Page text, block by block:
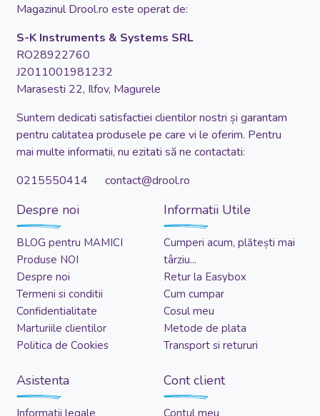
Magazinul Drool.ro este operat de:
S-K Instruments & Systems SRL
RO28922760
J2011001981232
Marasesti 22, Ilfov, Magurele
Suntem dedicati satisfactiei clientilor nostri și garantam
pentru calitatea produsele pe care vi le oferim. Pentru
mai multe informatii, nu ezitati să ne contactati:
0215550414 contact@drool.ro
Despre noi
BLOG pentru MAMICI
Produse NOI
Despre noi
Termeni si conditii
Confidentialitate
Marturiile clientilor
Politica de Cookies
Informatii Utile
Cumperi acum, plătești mai
târziu...
Retur la Easybox
Cum cumpar
Cosul meu
Metode de plata
Transport si retururi
Asistenta
Informatii legale
Cont client
Contul meu